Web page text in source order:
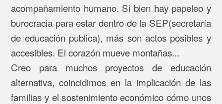
acompañamiento humano. Si bien hay papeleo y
burocracia para estar dentro de la SEP(secretaría
de educación publica), más son actos posibles y
accesibles. El corazón mueve montañas...
Creo para muchos proyectos de educación
alternativa, coincidimos en la implicación de las
familias y el sostenimiento económico cómo unos